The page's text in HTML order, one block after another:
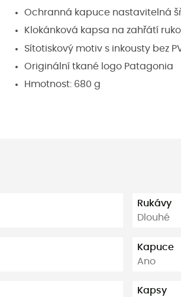
Ochranná kapuce nastavitelná
Klokánková kapsa na zahřátí
Sítotiskový motiv s inkousty bez
Originální tkané logo Patagonia
Hmotnost: 680 g
Rukávy
Dlouhé
Kapuce
Ano
Kapsy